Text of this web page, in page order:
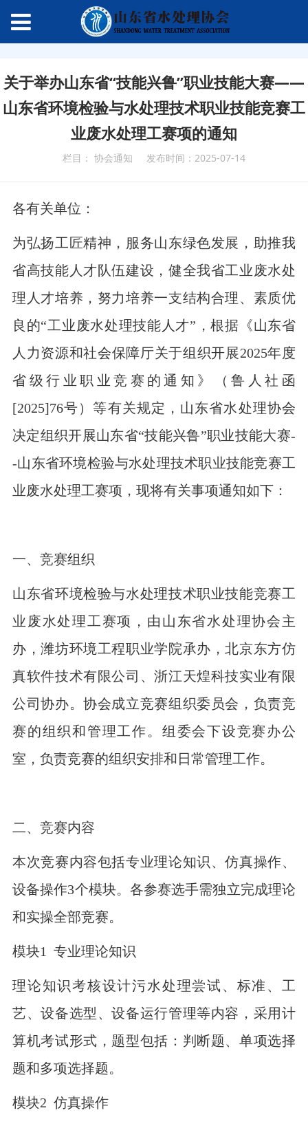
关于举办山东省“技能兴鲁”职业技能大赛——
山东省环境检验与水处理技术职业技能竞赛工
业废水处理工赛项的通知
栏目： 协会通知 发布时间：2025-07-14
各有关单位：
为弘扬工匠精神，服务山东绿色发展，助推我
省高技能人才队伍建设，健全我省工业废水处
理人才培养，努力培养一支结构合理、素质优
良的“工业废水处理技能人才”，根据《山东省
人力资源和社会保障厅关于组织开展2025年度
省级行业职业竞赛的通知》（鲁人社函
[2025]76号）等有关规定，山东省水处理协会
决定组织开展山东省“技能兴鲁”职业技能大赛-
-山东省环境检验与水处理技术职业技能竞赛工
业废水处理工赛项，现将有关事项通知如下：
一、竞赛组织
山东省环境检验与水处理技术职业技能竞赛工
业废水处理工赛项，由山东省水处理协会主
办，潍坊环境工程职业学院承办，北京东方仿
真软件技术有限公司、浙江天煌科技实业有限
公司协办。协会成立竞赛组织委员会，负责竞
赛的组织和管理工作。组委会下设竞赛办公
室，负责竞赛的组织安排和日常管理工作。
二、竞赛内容
本次竞赛内容包括专业理论知识、仿真操作、
设备操作3个模块。各参赛选手需独立完成理论
和实操全部竞赛。
模块1 专业理论知识
理论知识考核设计污水处理尝试、标准、工
艺、设备选型、设备运行管理等内容，采用计
算机考试形式，题型包括：判断题、单项选择
题和多项选择题。
模块2 仿真操作